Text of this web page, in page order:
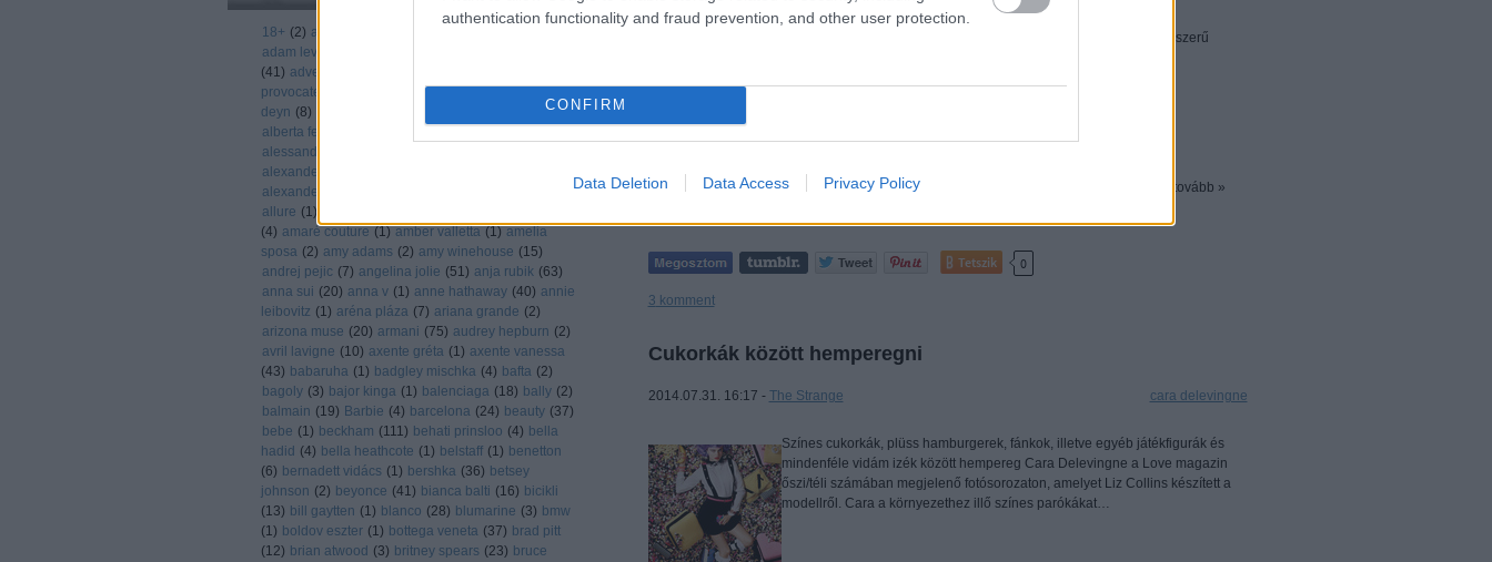
authentication functionality and fraud prevention, and other user protection.
CONFIRM
Data Deletion Data Access Privacy Policy
18+ (2) abbey clancy
adam levine
(41) advent
provocateur
agent prvocateur
deyn (8)
alberta ferretta
alessandra ambrosio
alexander mcqueen
alexander wang
allure (1)
(4) amaré couture (1) amber valletta (1) amelia
sposa (2) amy adams (2) amy winehouse (15)
andrej pejic (7) angelina jolie (51) anja rubik (63)
anna sui (20) anna v (1) anne hathaway (40) annie
leibovitz (1) aréna pláza (7) ariana grande (2)
arizona muse (20) armani (75) audrey hepburn (2)
avril lavigne (10) axente gréta (1) axente vanessa
(43) babaruha (1) badgley mischka (4) bafta (2)
bagoly (3) bajor kinga (1) balenciaga (18) bally (2)
balmain (19) Barbie (4) barcelona (24) beauty (37)
bebe (1) beckham (111) behati prinsloo (4) bella
hadid (4) bella heathcote (1) belstaff (1) benetton
(6) bernadett vidács (1) bershka (36) betsey
johnson (2) beyonce (41) bianca balti (16) bicikli
(13) bill gaytten (1) blanco (28) blumarine (3) bmw
(1) boldov eszter (1) bottega veneta (37) brad pitt
(12) brian atwood (3) britney spears (23) bruce
A Topshop őszi/téli kollekcióját a brit modell, Cara Delevingne
népszerűsíti. A képek szuperek, Cara viszont - bár szerintem nagyszerű
tovább »
Tetszik 0
3 komment
Cukorkák között hemperegni
2014.07.31. 16:17 - The Strange cara delevingne
Színes cukorkák, plüss hamburgerek, fánkok, illetve egyéb játékfigurák és
mindenféle vidám izék között hempereg Cara Delevingne a Love magazin
őszi/téli számában megjelenő fotósorozaton, amelyet Liz Collins készített a
modellről. Cara a környezethez illő színes parókákat…